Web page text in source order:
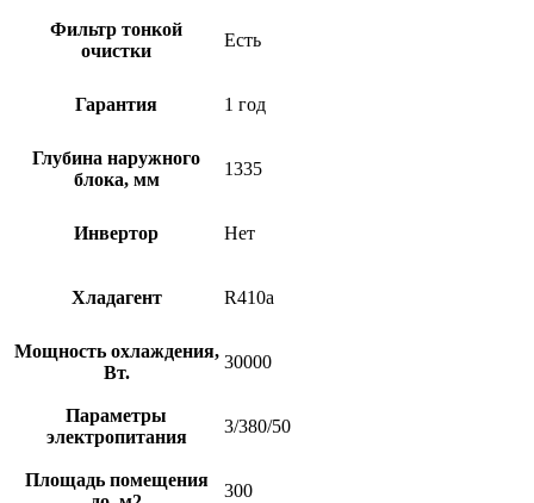
Фильтр тонкой
очистки
Есть
Гарантия 1 год
Глубина наружного
блока, мм
1335
Инвертор Нет
Хладагент R410a
Мощность охлаждения,
Вт.
30000
Параметры
электропитания
3/380/50
Площадь помещения
300